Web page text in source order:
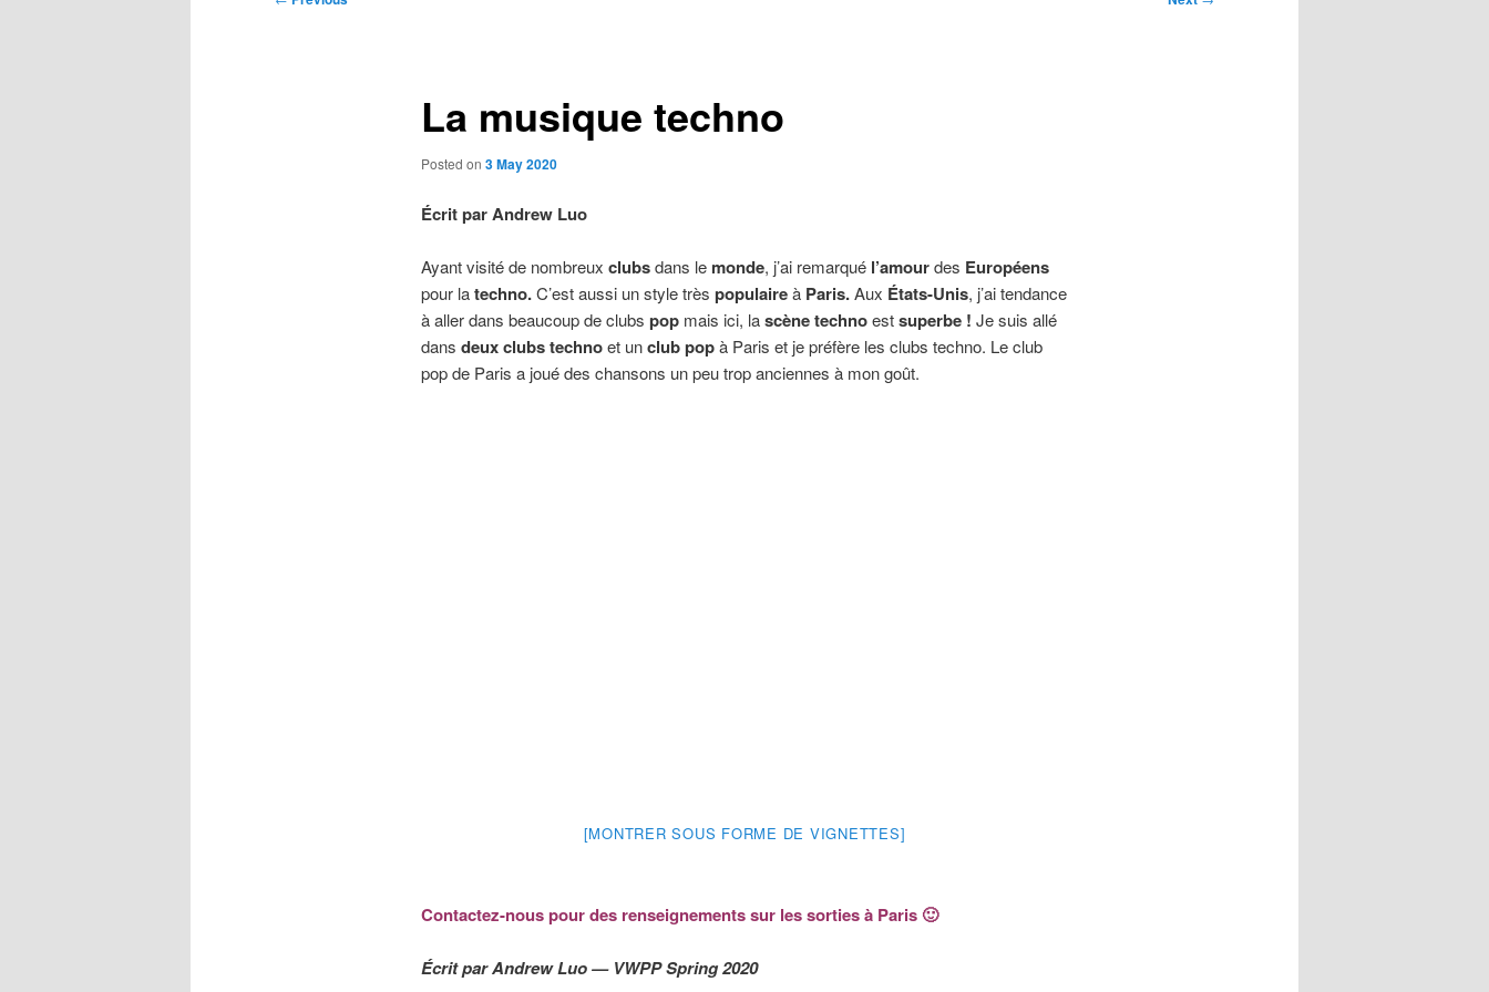
La musique techno
Posted on 3 May 2020
Écrit par Andrew Luo
Ayant visité de nombreux clubsdans le monde, j’ai remarqué l’amourdes Européens
pour latechno.C’est aussi un style très populaireà Paris.Aux États-Unis, j’ai tendance
à aller dans beaucoup de clubs popmais ici, lascène technoestsuperbe ! Je suis allé
dans deux clubs technoet unclub popà Paris et je préfère les clubs techno. Le club
pop de Paris a joué des chansons un peu trop anciennes à mon goût.
[MONTRER SOUS FORME DE VIGNETTES]
Contactez-nous pour des renseignements sur les sorties à Paris 🙂
Écrit par Andrew Luo — VWPP Spring 2020